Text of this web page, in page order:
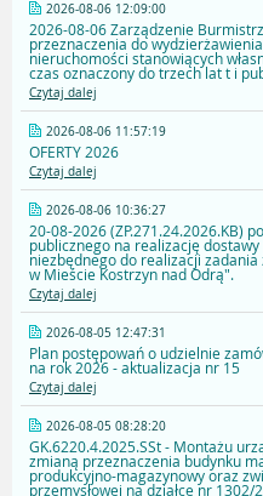
2026-08-06 12:09:00
2026-08-06 Zarządzenie
przeznaczenia do
nieruchomości stanowiących
czas oznaczony do trzech lat t i
Czytaj dalej
2026-08-06 11:57:19
OFERTY 2026
Czytaj dalej
2026-08-06 10:36:27
20-08-2026 (ZP.271.24.2026.KB)
publicznego na realizację
niezbędnego do realizacji
w Mieście Kostrzyn nad Odrą".
Czytaj dalej
2026-08-05 12:47:31
Plan postępowań o udzielnie
na rok 2026 - aktualizacja nr 15
Czytaj dalej
2026-08-05 08:28:20
GK.6220.4.2025.SSt - Montażu
zmianą przeznaczenia budynku
produkcyjno-magazynowy oraz
przemysłowej na działce nr